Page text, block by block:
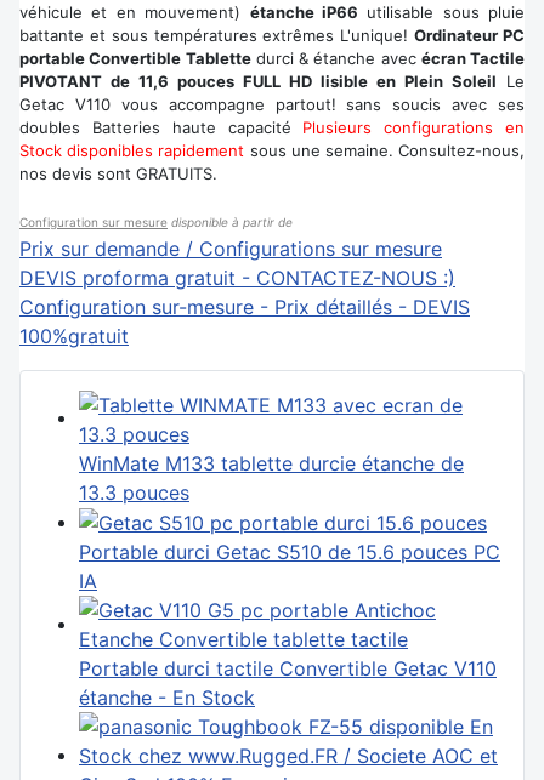
véhicule et en mouvement) étanche iP66 utilisable sous pluie
battante et sous températures extrêmes L'unique!Ordinateur PC
portable Convertible Tablettedurci & étanche avec écran Tactile
PIVOTANT de 11,6 pouces FULL HD lisible en Plein Soleil Le
Getac V110 vous accompagne partout! sans soucis avec ses
doubles Batteries haute capacité Plusieurs configurations en
Stock disponibles rapidement sous une semaine. Consultez-nous,
nos devis sont GRATUITS.
Configuration sur mesure disponible à partir de
Prix sur demande / Configurations sur mesure
DEVIS proforma gratuit - CONTACTEZ-NOUS :)
Configuration sur-mesure - Prix détaillés - DEVIS
100%gratuit
WinMate M133 tablette durcie étanche de
13.3 pouces
Portable durci Getac S510 de 15.6 pouces PC
IA
Portable durci tactile Convertible Getac V110
étanche - En Stock